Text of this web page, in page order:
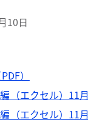
10日
）
（エクセル）11月
（エクセル）11月